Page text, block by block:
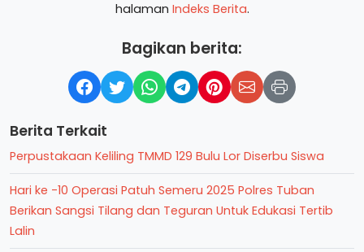
halaman Indeks Berita.
Bagikan berita:
Berita Terkait
Perpustakaan Keliling TMMD 129 Bulu Lor Diserbu Siswa
Hari ke -10 Operasi Patuh Semeru 2025 Polres Tuban
Berikan Sangsi Tilang dan Teguran Untuk Edukasi Tertib
Lalin